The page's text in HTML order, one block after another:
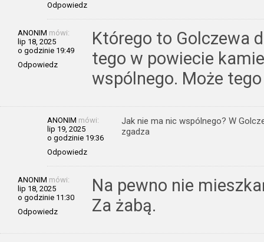
Odpowiedz
ANONIM mówi:
lip 18, 2025
o godzinie 19:49
Odpowiedz
Którego to Golczewa
tego w powiecie
wspólnego. Może
ANONIM mówi:
lip 19, 2025
o godzinie 19:36
Odpowiedz
Jak nie ma nic wspólnego? W
zgadza
ANONIM mówi:
lip 18, 2025
o godzinie 11:30
Odpowiedz
Na pewno nie
Za żabą.